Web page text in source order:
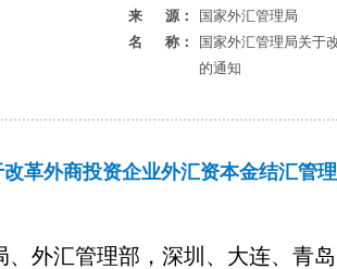
来 源：
国家外汇管理局
名 称：
国家外汇管理局关于
的通知
革外商投资企业外汇资本金结汇管
外汇管理部，深圳、大连、青